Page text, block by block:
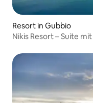
Resort in Gubbio
Nikis Resort – Suite